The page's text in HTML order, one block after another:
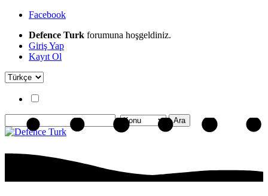
Facebook
Defence Turk forumuna hoşgeldiniz.
Giriş Yap
Kayıt Ol